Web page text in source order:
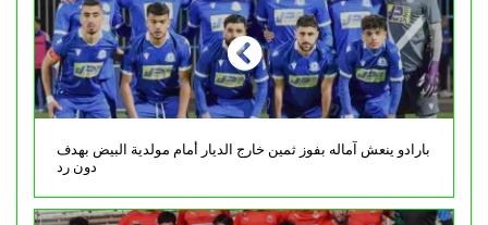
بارادو ينعش آماله بفوز ثمين خارج الديار أمام مولدية البيض بهدف
دون رد